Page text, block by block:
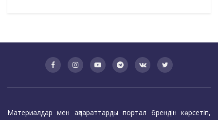
Материалдар мен ақпараттарды портал брендін көрсетіп,